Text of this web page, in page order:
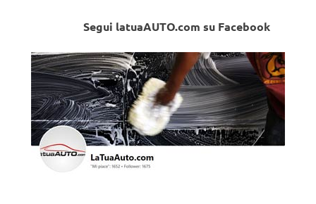
Segui latuaAUTO.com su Facebook